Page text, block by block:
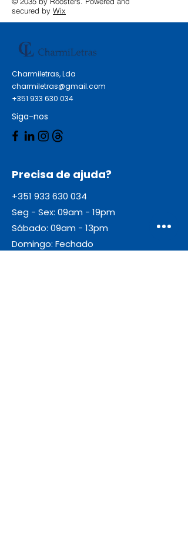
secured by Wix
Charmiletras, Lda
charmiletras@gmail.com
+351 933 630 034
Siga-nos
Precisa de ajuda?
+351 933 630 034
Seg - Sex: 09am - 19pm
Sábado: 09am - 13pm
Domingo: Fechado